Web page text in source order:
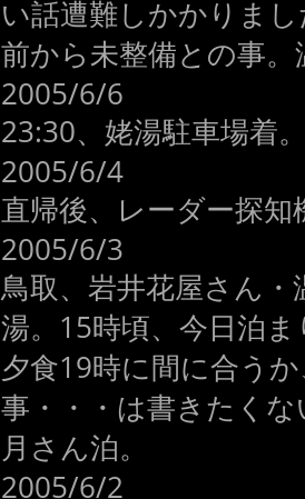
い話遭難しかかりま
前から未整備との事
2005/6/6
23:30、姥湯駐車場着
2005/6/4
直帰後、レーダー探知
2005/6/3
鳥取、岩井花屋さん
湯。15時頃、今日泊
夕食19時に間に合う
事・・・は書きたく
月さん泊。
2005/6/2